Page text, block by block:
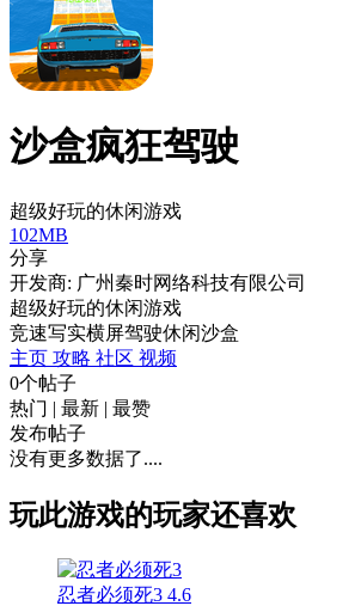
沙盒疯狂驾驶
超级好玩的休闲游戏
102MB
分享
开发商: 广州秦时网络科技有限公司
超级好玩的休闲游戏
竞速写实横屏驾驶休闲沙盒
主页 攻略 社区 视频
0个帖子
热门 | 最新 | 最赞
发布帖子
没有更多数据了....
玩此游戏的玩家还喜欢
忍者必须死3 4.6